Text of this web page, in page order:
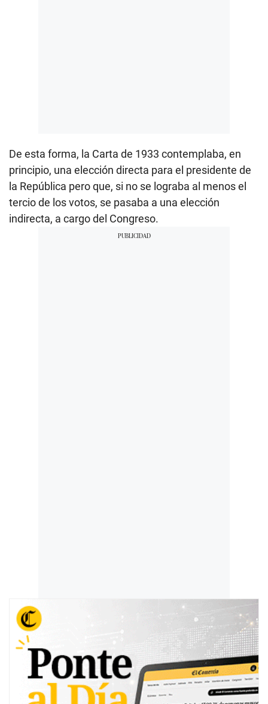
De esta forma, la Carta de 1933 contemplaba, en
principio, una elección directa para el presidente de
la República pero que, si no se lograba al menos el
tercio de los votos, se pasaba a una elección
indirecta, a cargo del Congreso.